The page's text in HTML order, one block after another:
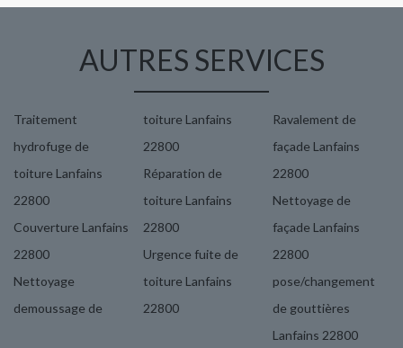
AUTRES SERVICES
Traitement
hydrofuge de
toiture Lanfains
22800
Couverture Lanfains
22800
Nettoyage
demoussage de
toiture Lanfains
22800
Réparation de
toiture Lanfains
22800
Urgence fuite de
toiture Lanfains
22800
Ravalement de
façade Lanfains
22800
Nettoyage de
façade Lanfains
22800
pose/changement
de gouttières
Lanfains 22800